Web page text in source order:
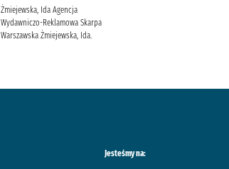
Żmiejewska, Ida Agencja
Wydawniczo-Reklamowa Skarpa
Warszawska Żmiejewska, Ida.
Jesteśmy na: